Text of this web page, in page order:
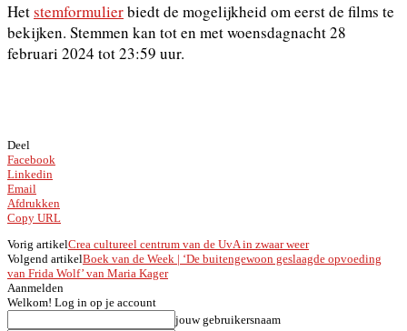
Hetstemformulierbiedt de mogelijkheid om eerst de films te
bekijken. Stemmen kan tot en met woensdagnacht 28
februari 2024 tot 23:59 uur.
Deel
Facebook
Linkedin
Email
Afdrukken
Copy URL
Vorig artikelCrea cultureel centrum van de UvA in zwaar weer
Volgend artikelBoek van de Week | ‘De buitengewoon geslaagde opvoeding
van Frida Wolf’ van Maria Kager
Aanmelden
Welkom! Log in op je account
jouw gebruikersnaam